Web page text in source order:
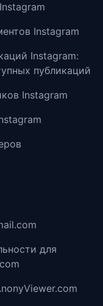
Instagram
Instagram:
публикаций
Instagram
для